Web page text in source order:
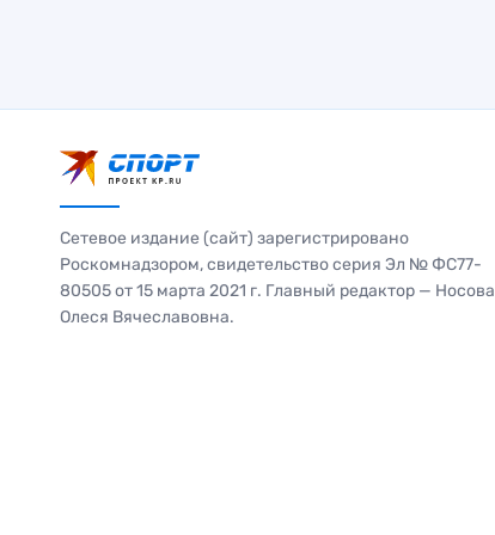
Сетевое издание (сайт) зарегистрировано
Роскомнадзором, свидетельство серия Эл № ФС77-
80505 от 15 марта 2021 г. Главный редактор — Носова
Олеся Вячеславовна.